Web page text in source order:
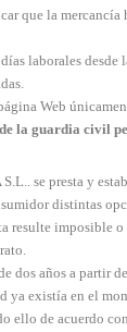
que la mercancía
laborales
Web
la guardia civil
se presta y
distintas
imposible
años a partir
existía en el
ello de acuerdo